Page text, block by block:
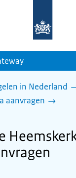
homepage
in Nederland
aanvragen